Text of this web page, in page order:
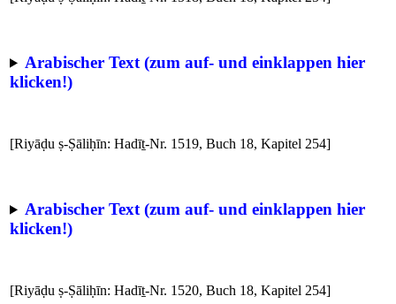
Arabischer Text (zum auf- und einklappen hier
klicken!)
[Riyāḍu ṣ-Ṣāliḥīn: Hadīṯ-Nr. 1519, Buch 18, Kapitel 254]
Arabischer Text (zum auf- und einklappen hier
klicken!)
[Riyāḍu ṣ-Ṣāliḥīn: Hadīṯ-Nr. 1520, Buch 18, Kapitel 254]